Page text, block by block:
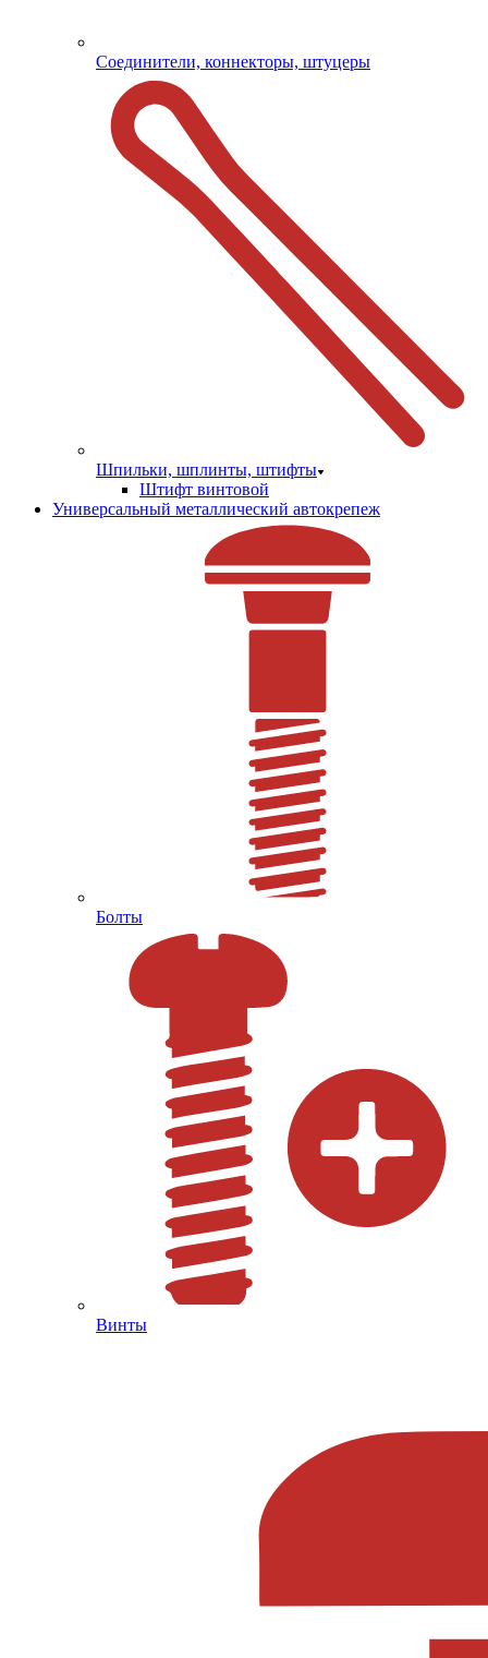
Соединители, коннекторы, штуцеры
Шпильки, шплинты, штифты
Штифт винтовой
Универсальный металлический автокрепеж
Болты
Винты